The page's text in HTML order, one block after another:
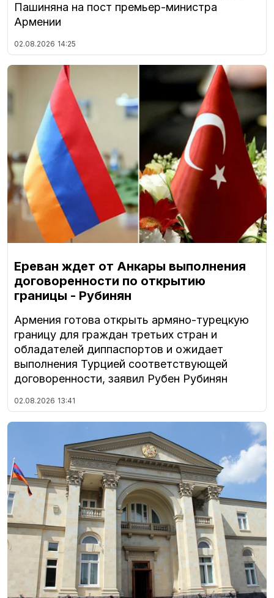
Пашиняна на пост премьер-министра
Армении
02.08.2026 14:25
Ереван ждет от Анкары выполнения
договоренности по открытию
границы - Рубинян
Армения готова открыть армяно-турецкую
границу для граждан третьих стран и
обладателей диппаспортов и ожидает
выполнения Турцией соответствующей
договоренности, заявил Рубен Рубинян
02.08.2026 13:41